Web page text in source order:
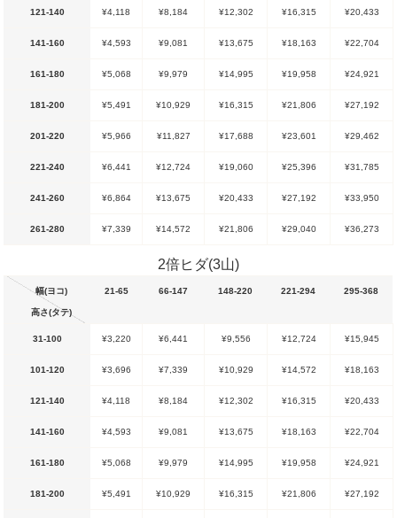
121-140 ¥4,118 ¥8,184 ¥12,302 ¥16,315 ¥20,433
141-160 ¥4,593 ¥9,081 ¥13,675 ¥18,163 ¥22,704
161-180 ¥5,068 ¥9,979 ¥14,995 ¥19,958 ¥24,921
181-200 ¥5,491 ¥10,929 ¥16,315 ¥21,806 ¥27,192
201-220 ¥5,966 ¥11,827 ¥17,688 ¥23,601 ¥29,462
221-240 ¥6,441 ¥12,724 ¥19,060 ¥25,396 ¥31,785
241-260 ¥6,864 ¥13,675 ¥20,433 ¥27,192 ¥33,950
261-280 ¥7,339 ¥14,572 ¥21,806 ¥29,040 ¥36,273
2倍ヒダ(3山)
幅(ヨコ)
高さ(タテ)
21-65 66-147 148-220 221-294 295-368
31-100 ¥3,220 ¥6,441 ¥9,556 ¥12,724 ¥15,945
101-120 ¥3,696 ¥7,339 ¥10,929 ¥14,572 ¥18,163
121-140 ¥4,118 ¥8,184 ¥12,302 ¥16,315 ¥20,433
141-160 ¥4,593 ¥9,081 ¥13,675 ¥18,163 ¥22,704
161-180 ¥5,068 ¥9,979 ¥14,995 ¥19,958 ¥24,921
181-200 ¥5,491 ¥10,929 ¥16,315 ¥21,806 ¥27,192